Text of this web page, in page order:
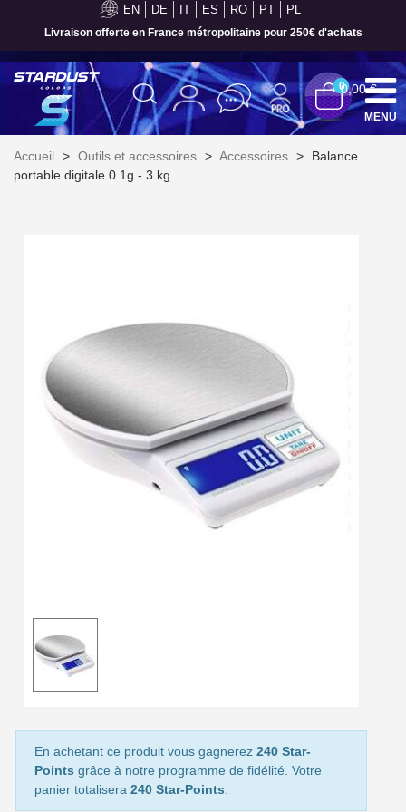
EN DE IT ES RO PT PL
Livraison offerte en France métropolitaine pour 250€ d'achats
Inscription à la newsletter : 5€ de réduction
Livraison sous 24 h en France Métropolitaine
Livraison offerte en France métropolitaine pour 250€ d'achats
Paiement en 4x sans frais dès 30€ d'achats
Votre devis en ligne en moins d'1 minute
Partagez vos créations et obtenez des bons d'achat
Livraison sous 24 h en France Métropolitaine
Livraison offerte en France métropolitaine pour 250€ d'achats
00,00 €
MENU
Accueil > Outils et accessoires > Accessoires >
Balance
portable digitale 0.1g - 3 kg
En achetant ce produit vous gagnerez 240 Star-
Points grâce à notre programme de fidélité. Votre
panier totalisera 240 Star-Points